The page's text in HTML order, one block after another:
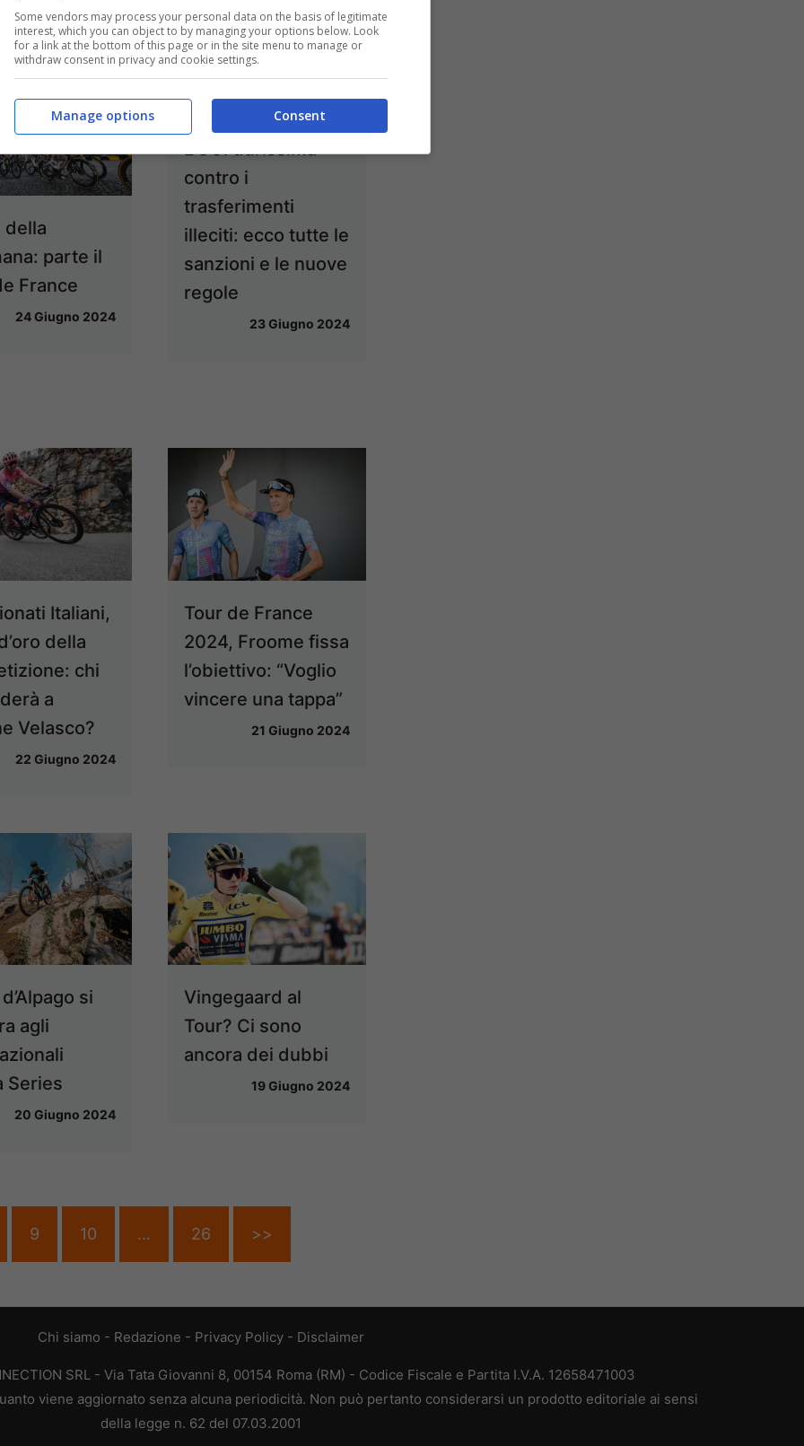
della
parte il
France
24 Giugno 2024
L’UCI durissima
contro i
trasferimenti
illeciti: ecco tutte le
sanzioni e le nuove
regole
23 Giugno 2024
Italiani,
della
chi
a
Velasco?
22 Giugno 2024
Tour de France
2024, Froome fissa
l’obiettivo: “Voglio
vincere una tappa”
21 Giugno 2024
si
agli
Series
20 Giugno 2024
Vingegaard al
Tour? Ci sono
ancora dei dubbi
19 Giugno 2024
9 10 … 26 >>
Chi siamo - Redazione - Privacy Policy - Disclaimer
SRL - Via Tata Giovanni 8, 00154 Roma (RM) - Codice Fiscale e Partita I.V.A. 12658471003
viene aggiornato senza alcuna periodicità. Non può pertanto considerarsi un prodotto editoriale ai sensi
della legge n. 62 del 07.03.2001
Some vendors may process your personal data on the basis of legitimate
interest, which you can object to by managing your options below. Look
for a link at the bottom of this page or in the site menu to manage or
withdraw consent in privacy and cookie settings.
Consent
Manage options